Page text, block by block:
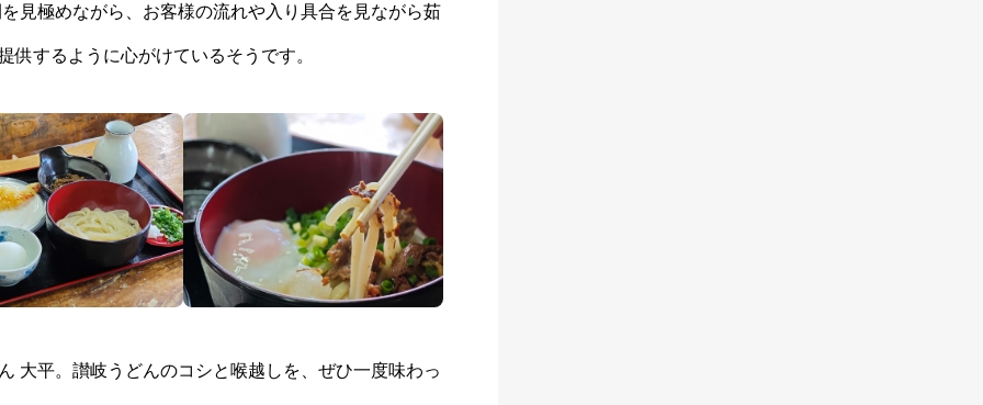
見極めながら、お客様の流れや入り具合を見ながら茹
供するように心がけているそうです。
大平。讃岐うどんのコシと喉越しを、ぜひ一度味わっ